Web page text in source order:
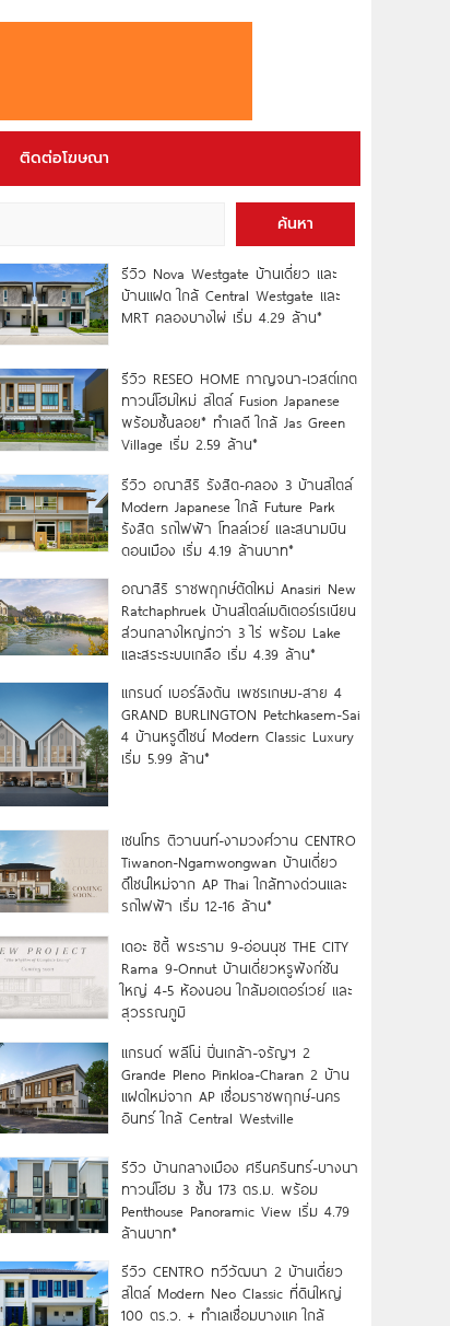
ติดต่อโฆษณา
ค้นหา
รีวิว Nova Westgate บ้านเดี่ยว และ
บ้านแฝด ใกล้ Central Westgate และ
MRT คลองบางไผ่ เริ่ม 4.29 ล้าน*
รีวิว RESEO HOME กาญจนา-เวสต์เกต
ทาวน์โฮมใหม่ สไตล์ Fusion Japanese
พร้อมชั้นลอย* ทำเลดี ใกล้ Jas Green
Village เริ่ม 2.59 ล้าน*
รีวิว อณาสิริ รังสิต-คลอง 3 บ้านสไตล์
Modern Japanese ใกล้ Future Park
รังสิต รถไฟฟ้า โทลล์เวย์ และสนามบิน
ดอนเมือง เริ่ม 4.19 ล้านบาท*
อณาสิริ ราชพฤกษ์ตัดใหม่ Anasiri New
Ratchaphruek บ้านสไตล์เมดิเตอร์เรเนียน
ส่วนกลางใหญ่กว่า 3 ไร่ พร้อม Lake
และสระระบบเกลือ เริ่ม 4.39 ล้าน*
แกรนด์ เบอร์ลิงตัน เพชรเกษม-สาย 4
GRAND BURLINGTON Petchkasem-Sai
4 บ้านหรูดีไซน์ Modern Classic Luxury
เริ่ม 5.99 ล้าน*
เซนโทร ติวานนท์-งามวงศ์วาน CENTRO
Tiwanon-Ngamwongwan บ้านเดี่ยว
ดีไซน์ใหม่จาก AP Thai ใกล้ทางด่วนและ
รถไฟฟ้า เริ่ม 12-16 ล้าน*
เดอะ ซิตี้ พระราม 9-อ่อนนุช THE CITY
Rama 9-Onnut บ้านเดี่ยวหรูฟังก์ชัน
ใหญ่ 4-5 ห้องนอน ใกล้มอเตอร์เวย์ และ
สุวรรณภูมิ
แกรนด์ พลีโน่ ปิ่นเกล้า-จรัญฯ 2
Grande Pleno Pinkloa-Charan 2 บ้าน
แฝดใหม่จาก AP เชื่อมราชพฤกษ์-นคร
อินทร์ ใกล้ Central Westville
รีวิว บ้านกลางเมือง ศรีนครินทร์-บางนา
ทาวน์โฮม 3 ชั้น 173 ตร.ม. พร้อม
Penthouse Panoramic View เริ่ม 4.79
ล้านบาท*
รีวิว CENTRO ทวีวัฒนา 2 บ้านเดี่ยว
สไตล์ Modern Neo Classic ที่ดินใหญ่
100 ตร.ว. + ทำเลเชื่อมบางแค ใกล้